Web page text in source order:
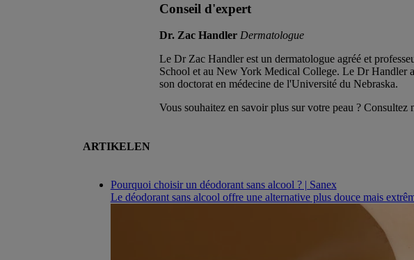
Conseil d'expert
Dr. Zac Handler Dermatologue
Le Dr Zac Handler est un dermatologue agréé et
School et au New York Medical College. Le Dr Handler
son doctorat en médecine de l'Université du Nebraska.
Vous souhaitez en savoir plus sur votre peau ? Consultez
ARTIKELEN
Pourquoi choisir un déodorant sans alcool ? | Sanex
Le déodorant sans alcool offre une alternative plus douce mais